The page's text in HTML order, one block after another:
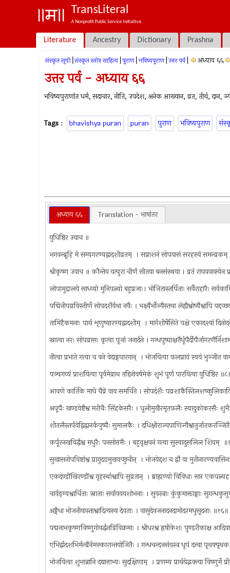
TransLiteral
A Nonprofit Public Service Initiative.
Literature Ancestry Dictionary Prashna
संस्कृत सूची संस्कृत स्तोत्र साहित्य पुराण भविष्यपुराण उत्तर पर्व अध्याय ६६
उत्तर पर्व - अध्याय ६६
भविष्यपुराणांत धर्म, सदाचार, नीति, उपदेश, अनेक आख्यान, व्रत, तीर्थ, दान,
Tags : bhavishya puran puran पुराण भविष्यपुराण
अध्याय ६६ Translation - भाषांतर
युधिष्ठिर उवाच ॥
भगवन्ब्रूहि मे सम्यगरण्यद्वादशीव्रतम् ‍ । सप्राशनं सोपवासं सरहस्यं
श्रीकृष्ण उवाच ॥ कौन्तेय यत्पुरा चीर्णं सीतया बनसंस्थया । व्रतं राघववाक्येन
लोपामुद्रालये साध्व्यो मुनिपत्न्यो बहुप्रजाः। भोजितास्तर्पिताः सर्वैराहारैः
पद्मिनीपव्रविस्तीर्णे सोपदशैर्यथा नवैः । भक्ष्यैर्भोज्यैस्तथा लेह्यैश्वोष्यैश्वापि
तामिहैकमनाः पार्थ शृणुष्वारण्यद्वादशीम् ‍ । मार्गशीर्षेसिते पक्षे एकादश्यां
स्नात्वा नरः सोपव्रासः कृत्वा पूजां जनार्दने ।
नीत्वा प्रभाते गत्वा च वने वेदाङ्गपारगान् ‍ । भोजयित्वा फलप्रायं स्वयं भुञ्जीत
पञ्चगव्यं प्राशयित्वा पूर्वमेव्राथ तद्दिनोवर्षमेकं शुभं पूर्णं पारयित्वा युधिष्ठिर
आवणे कार्तिके माघे चैव्रे वाय समर्चिते । सोपदंशैः
अपूपैः खण्डवेष्टैश्व मरीचैः सिंहकेसरैः । धूलीमुखैरमृतफलैः स्वादुकोकरसैः
शीतलैस्तर्पयेद्विद्वानर्कपुष्पैः सुमालकैः ।
कर्पूरनखविद्धैश्व मधुरैः पनसोत्तमैः । बहुवृक्षवनं गत्वा सुस्वादुसलिल शिवम्
सुखासनोपविष्टांश्व प्रागुदङमुखवच्छुचीन् ‍ । भोजयेद्दश च द्वौ वा
एकदण्डींखिरण्डींश्व गृहस्थांश्वापि सुव्रतान् ‍ । ब्राह्मण्यो विविधाः सप्त
चार्वङ्‍ग्यश्वार्चिताः स्नाताः सर्वावयवशोभनाः । सुवस्त्राः कुंकुमाक्ताङ्गाः
अङ्गैधा भोजनीयास्ताश्वादित्यस्य देवताः । वासुदेवजनादनदामोदरमधुसूदनाः ॥१६॥
पद्मनाभकृष्णविष्णुगोवर्द्धनव्रिविक्रमाः । श्रीधरश्व ह्रषीकेशः पुण्डरीकाक्ष
एभिर्द्वादशभिर्मन्व्रैर्नमस्कारान्तयोजितैः । गन्धचन्दनसंवस्त्र धूपं दत्त्वा
भोजयित्वा शुभान्नानि दद्यात्ताभ्यः सुदक्षिणाम् ‍ । प्रणम्य प्रार्थयेद्भक्त्या विष्णुर्मे